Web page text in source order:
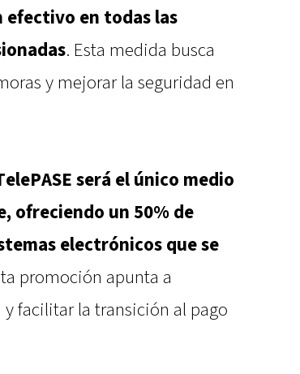
efectivo en todas las
. Esta medida busca
y mejorar la seguridad en
será el único medio
ofreciendo un 50% de
electrónicos que se
promoción apunta a
facilitar la transición al pago